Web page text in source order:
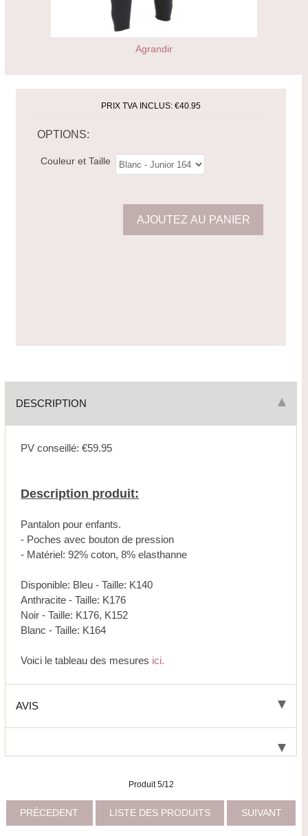
Agrandir
PRIX TVA INCLUS:€40.95
OPTIONS:
Couleur et Taille
DESCRIPTION
PV conseillé: €59.95
Description produit:
Pantalon pour enfants.
- Poches avec bouton de pression
- Matériel: 92% coton, 8% elasthanne
Disponible: Bleu - Taille: K140
Anthracite - Taille: K176
Noir - Taille: K176, K152
Blanc - Taille: K164
Voici le tableau des mesures ici.
AVIS
Produit 5/12
PRÉCEDENT LISTE DES PRODUITS SUIVANT